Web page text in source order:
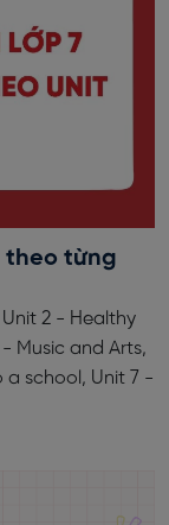
theo từng
Unit 2 - Healthy
Music and Arts,
a school, Unit 7 -